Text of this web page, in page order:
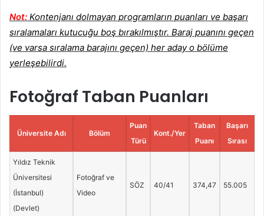
Not: Kontenjanı dolmayan programların puanları ve başarı
sıralamaları kutucuğu boş bırakılmıştır. Baraj puanını geçen
(ve varsa sıralama barajını geçen) her aday o bölüme
yerleşebilirdi.
Fotoğraf Taban Puanları
Üniversite Adı Bölüm
Puan
Türü
Kont./Yer
Taban
Puanı
Başarı
Sırası
Yıldız Teknik
Üniversitesi
(İstanbul)
(Devlet)
Fotoğraf ve
Video
SÖZ 40/41 374,47 55.005